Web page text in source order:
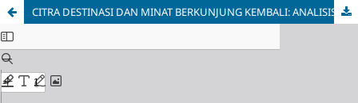
CITRA DESTINASI DAN MINAT BERKUNJUNG KEMBALI: ANALISIS MODERASI KEPUASAN WISATAWAN